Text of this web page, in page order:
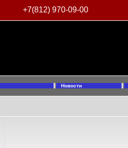
+7(812) 970-09-00
Новости